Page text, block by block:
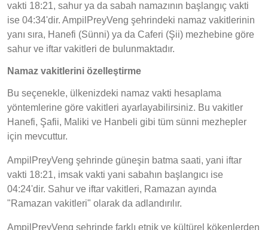
vakti 18:21, sahur ya da sabah namazının başlangıç vakti
ise 04:34'dir. AmpilPreyVeng şehrindeki namaz vakitlerinin
yanı sıra, Hanefi (Sünni) ya da Caferi (Şii) mezhebine göre
sahur ve iftar vakitleri de bulunmaktadır.
Namaz vakitlerini özelleştirme
Bu seçenekle, ülkenizdeki namaz vakti hesaplama
yöntemlerine göre vakitleri ayarlayabilirsiniz. Bu vakitler
Hanefi, Şafii, Maliki ve Hanbeli gibi tüm sünni mezhepler
için mevcuttur.
AmpilPreyVeng şehrinde güneşin batma saati, yani iftar
vakti 18:21, imsak vakti yani sabahın başlangıcı ise
04:24'dir. Sahur ve iftar vakitleri, Ramazan ayında
"Ramazan vakitleri" olarak da adlandırılır.
AmpilPreyVeng şehrinde farklı etnik ve kültürel kökenlerden